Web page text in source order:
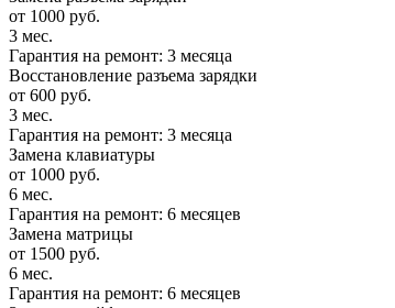
от 1000 руб.
3 мес.
Гарантия на ремонт: 3 месяца
Восстановление разъема зарядки
от 600 руб.
3 мес.
Гарантия на ремонт: 3 месяца
Замена клавиатуры
от 1000 руб.
6 мес.
Гарантия на ремонт: 6 месяцев
Замена матрицы
от 1500 руб.
6 мес.
Гарантия на ремонт: 6 месяцев